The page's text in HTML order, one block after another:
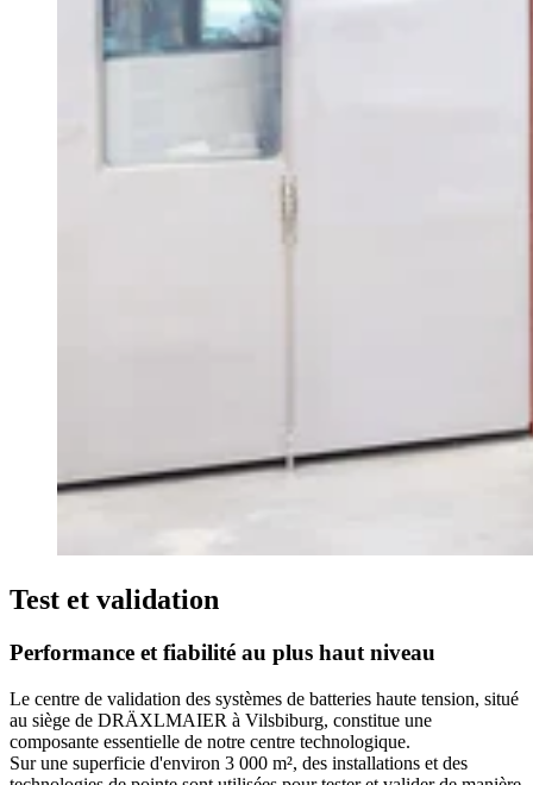
Test et validation
Performance et fiabilité au plus haut niveau
Le centre de validation des systèmes de batteries haute tension, situé
au siège de DRÄXLMAIER à Vilsbiburg, constitue une
composante essentielle de notre centre technologique.
Sur une superficie d'environ 3 000 m², des installations et des